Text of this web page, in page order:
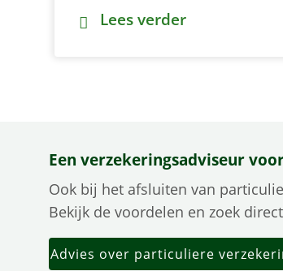
Bij ons draait het om
Lees verder
Een verzekeringsadviseur
Ook bij het afsluiten van
Bekijk de voordelen en zoek
Advies over particuliere